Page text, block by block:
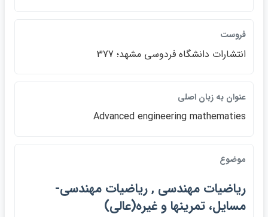
فروست
انتشارات دانشگاه فردوسي مشهد؛ 377
عنوان به زبان اصلي
Advanced engineering mathematies
موضوع
رياضيات مهندسي , رياضيات مهندسي-
مسايل، تمرينها و غيره(عالي)